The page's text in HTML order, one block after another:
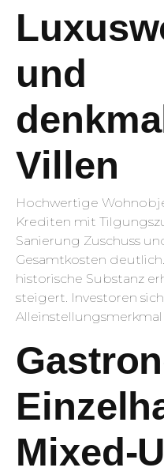
und
Villen
Hochwertige
Krediten mit
Sanierung Zuschuss
Gesamtkosten
historische Substanz
steigert. Investoren
Mixed-